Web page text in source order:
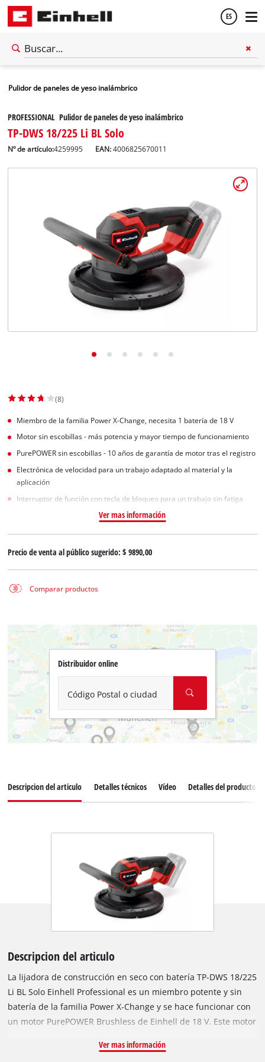
ES
Pulidor de paneles de yeso inalámbrico
PROFESSIONAL Pulidor de paneles de yeso inalámbrico
TP-DWS 18/225 Li BL Solo
Nº de artículo:4259995 EAN:4006825670011
(8)
Miembro de la familia Power X-Change, necesita 1 batería de 18 V
Motor sin escobillas - más potencia y mayor tiempo de funcionamiento
PurePOWER sin escobillas - 10 años de garantía de motor tras el registro
Electrónica de velocidad para un trabajo adaptado al material y la
aplicación
Interruptor de función con tecla de bloqueo para un trabajo sin fatiga
Ver mas información
Precio de venta al público sugerido:$ 9890,00
Comparar productos
Distribuidor online
Código Postal o ciudad
Descripcion del articulo Detalles técnicos Vídeo Detalles del producto
Descripcion del articulo
La lijadora de construcción en seco con batería TP-DWS 18/225
Li BL Solo Einhell Professional es un miembro potente y sin
batería de la familia Power X-Change y se hace funcionar con
un motor PurePOWER Brushless de Einhell de 18 V. Este motor
prolongada que los motores de escobillas de carbono
Ver mas información